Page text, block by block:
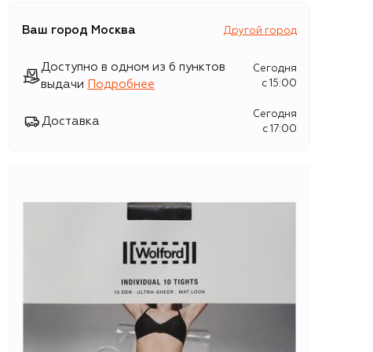
Ваш город Москва Другой город
Доступно в одном из 6 пунктов
выдачи
Подробнее
Сегодня
c 15:00
Доставка
Сегодня
c 17:00